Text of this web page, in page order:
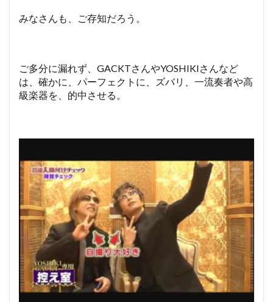
みなさんも、ご存知だろう。
ご多分に漏れず、GACKTさんやYOSHIKIさんなど
は、確かに、パーフェクトに、ズバリ、一流奏者や高
級楽器を、的中させる。